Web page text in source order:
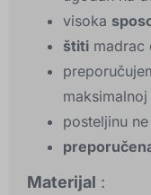
visoka
štiti madrac
posteljinu
Materijal :